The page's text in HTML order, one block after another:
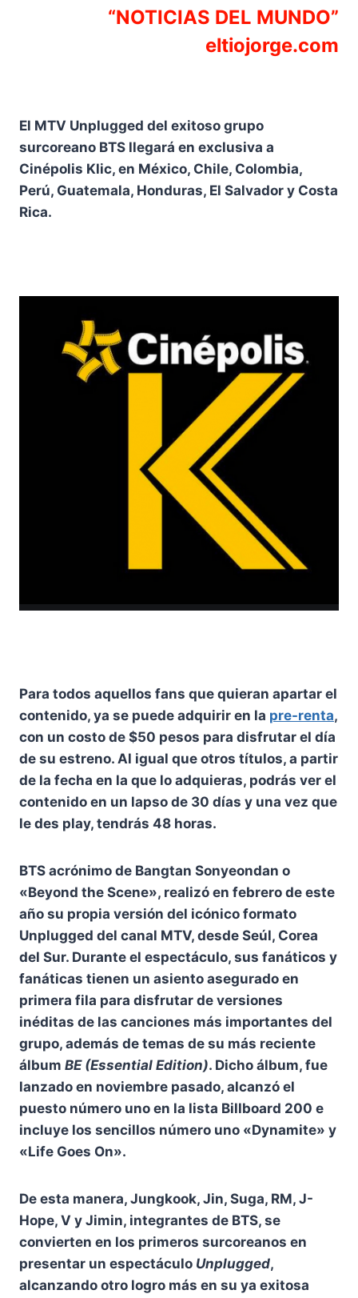
“NOTICIAS DEL MUNDO”
eltiojorge.com
El MTV Unplugged del exitoso grupo
surcoreano BTS llegará en exclusiva a
Cinépolis Klic, en México, Chile, Colombia,
Perú, Guatemala, Honduras, El Salvador y Costa
Rica.
Para todos aquellos fans que quieran apartar el
contenido, ya se puede adquirir en la pre-renta,
con un costo de $50 pesos para disfrutar el día
de su estreno. Al igual que otros títulos, a partir
de la fecha en la que lo adquieras, podrás ver el
contenido en un lapso de 30 días y una vez que
le des play, tendrás 48 horas.
BTS acrónimo de Bangtan Sonyeondan o
«Beyond the Scene», realizó en febrero de este
año su propia versión del icónico formato
Unplugged del canal MTV, desde Seúl, Corea
del Sur. Durante el espectáculo, sus fanáticos y
fanáticas tienen un asiento asegurado en
primera fila para disfrutar de versiones
inéditas de las canciones más importantes del
grupo, además de temas de su más reciente
álbum BE (Essential Edition). Dicho álbum, fue
lanzado en noviembre pasado, alcanzó el
puesto número uno en la lista Billboard 200 e
incluye los sencillos número uno «Dynamite» y
«Life Goes On».
De esta manera, Jungkook, Jin, Suga, RM, J-
Hope, V y Jimin, integrantes de BTS, se
convierten en los primeros surcoreanos en
presentar un espectáculo Unplugged,
alcanzando otro logro más en su ya exitosa